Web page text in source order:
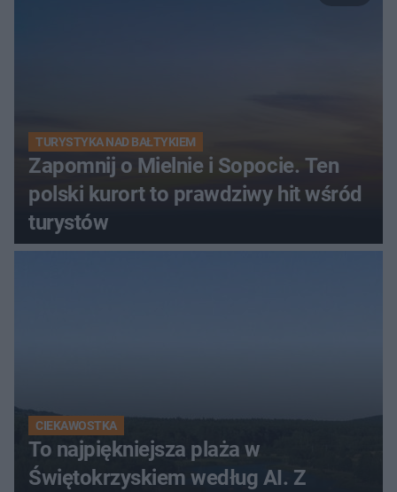
TURYSTYKA NAD BAŁTYKIEM
Zapomnij o Mielnie i Sopocie. Ten
polski kurort to prawdziwy hit wśród
turystów
CIEKAWOSTKA
To najpiękniejsza plaża w
Świętokrzyskiem według AI. Z